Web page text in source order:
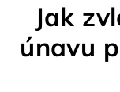
Jak
únavu